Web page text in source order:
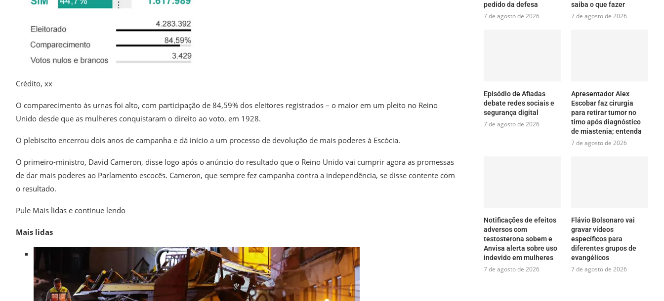
Crédito, xx
O comparecimento às urnas foi alto, com participação de 84,59% dos eleitores registrados – o maior em um pleito no Reino
Unido desde que as mulheres conquistaram o direito ao voto, em 1928.
O plebiscito encerrou dois anos de campanha e dá início a um processo de devolução de mais poderes à Escócia.
O primeiro-ministro, David Cameron, disse logo após o anúncio do resultado que o Reino Unido vai cumprir agora as promessas
de dar mais poderes ao Parlamento escocês. Cameron, que sempre fez campanha contra a independência, se disse contente com
o resultado.
Pule Mais lidas e continue lendo
Mais lidas
pedido da defesa
7 de agosto de 2026
saiba o que fazer
7 de agosto de 2026
Episódio de Afiadas
debate redes sociais e
segurança digital
7 de agosto de 2026
Apresentador Alex
Escobar faz cirurgia
para retirar tumor no
timo após diagnóstico
de miastenia; entenda
7 de agosto de 2026
Notificações de efeitos
adversos com
testosterona sobem e
Anvisa alerta sobre uso
indevido em mulheres
7 de agosto de 2026
Flávio Bolsonaro vai
gravar vídeos
específicos para
diferentes grupos de
evangélicos
7 de agosto de 2026